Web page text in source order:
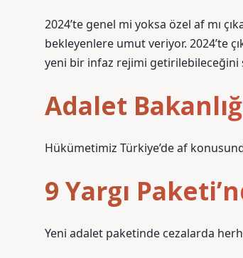
2024’te genel mi yoksa özel af mı
bekleyenlere umut veriyor. 2024’te
yeni bir infaz rejimi getirilebileceğini
Adalet
Hükümetimiz Türkiye’de af
9 Yargı
Yeni adalet paketinde cezalarda